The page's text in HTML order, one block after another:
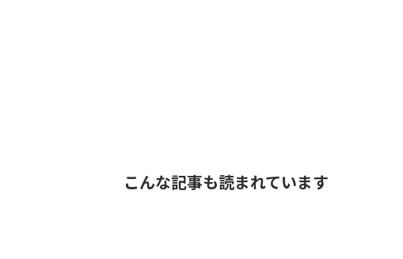
こんな記事も読まれています